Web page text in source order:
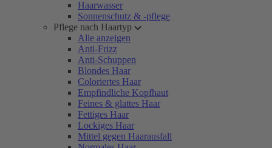
Haarwasser
Sonnenschutz & -pflege
Pflege nach Haartyp
Alle anzeigen
Anti-Frizz
Anti-Schuppen
Blondes Haar
Coloriertes Haar
Empfindliche Kopfhaut
Feines & glattes Haar
Fettiges Haar
Lockiges Haar
Mittel gegen Haarausfall